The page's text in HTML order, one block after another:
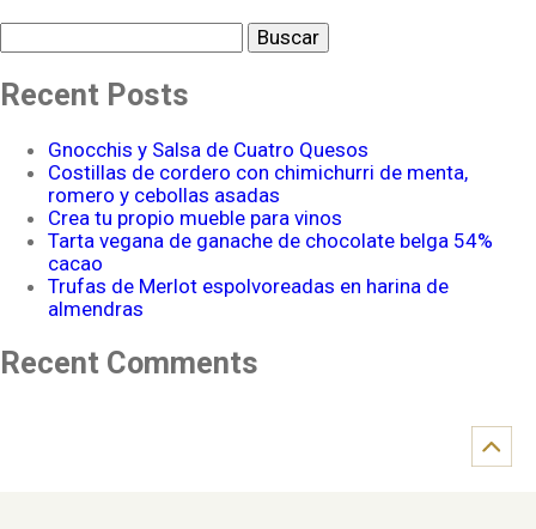
Recent Posts
Gnocchis y Salsa de Cuatro Quesos
Costillas de cordero con chimichurri de menta,
romero y cebollas asadas
Crea tu propio mueble para vinos
Tarta vegana de ganache de chocolate belga 54%
cacao
Trufas de Merlot espolvoreadas en harina de
almendras
Recent Comments